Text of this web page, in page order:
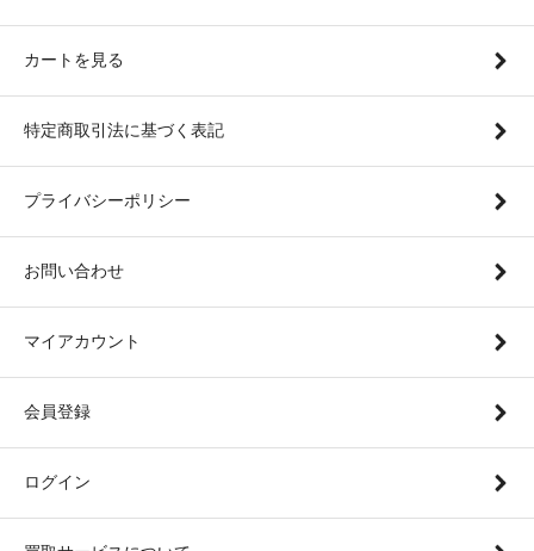
カートを見る
特定商取引法に基づく表記
プライバシーポリシー
お問い合わせ
マイアカウント
会員登録
ログイン